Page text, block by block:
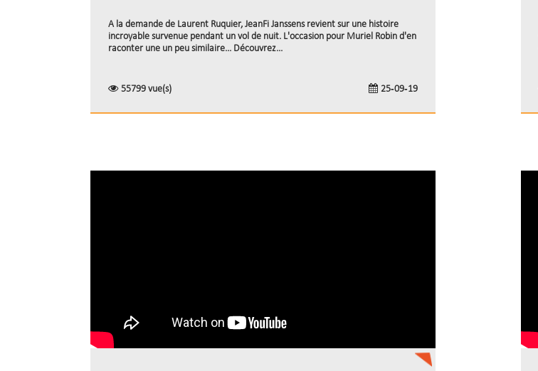
A la demande de Laurent Ruquier, JeanFi Janssens revient sur une histoire
incroyable survenue pendant un vol de nuit. L'occasion pour Muriel Robin d'en
raconter une un peu similaire... Découvrez...
55799 vue(s) 25-09-19